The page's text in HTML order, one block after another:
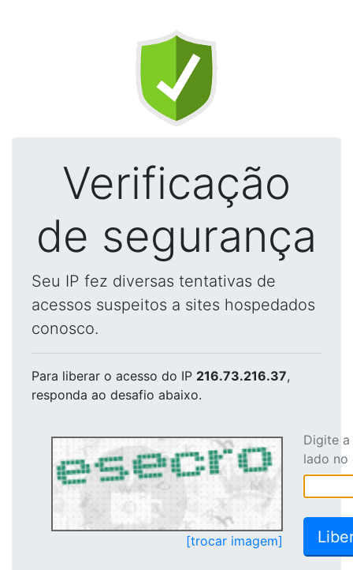
Verificação
de segurança
Seu IP fez diversas tentativas de
acessos suspeitos a sites hospedados
conosco.
Para liberar o acesso do IP 216.73.216.37,
responda ao desafio abaixo.
[trocar imagem]
Digite
lado no